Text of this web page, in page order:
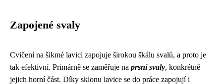
Zapojené svaly
Cvičení na šikmé lavici zapojuje širokou škálu svalů, a proto je
tak efektivní. Primárně se zaměřuje na prsní svaly, konkrétně
jejich horní část. Díky sklonu lavice se do práce zapojují i